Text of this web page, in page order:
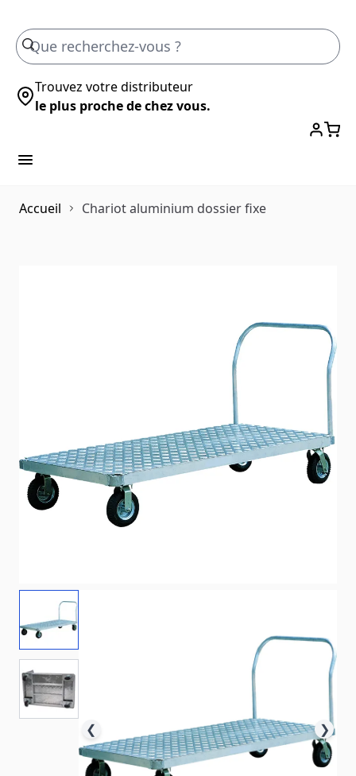
Trouvez votre distributeur
le plus proche de chez vous.
Accueil Chariot aluminium dossier fixe
❮ ❯